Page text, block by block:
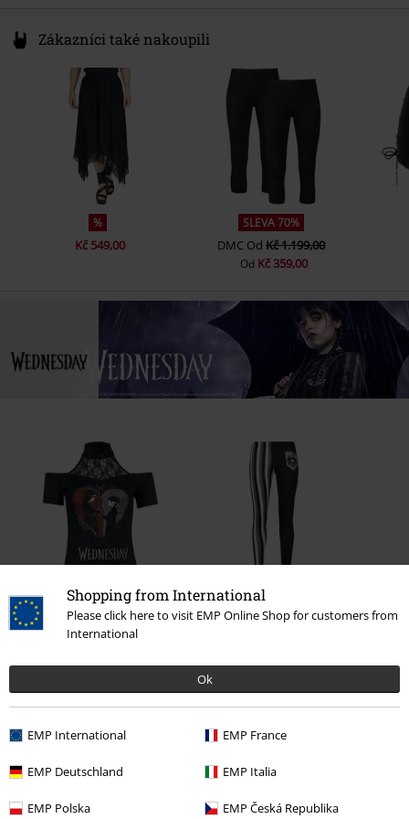
Shopping from International
Please click here to visit EMP Online Shop for customers from
International
Ok
EMP International EMP France
EMP Deutschland EMP Italia
EMP Polska EMP Česká Republika
Zákazníci také nakoupili
%
Kč 549,00
SLEVA 70%
DMC OdKč 1.199,00
Od Kč 359,00
%
OdKč 759,00 Kč 327,00
0 Hodnocení